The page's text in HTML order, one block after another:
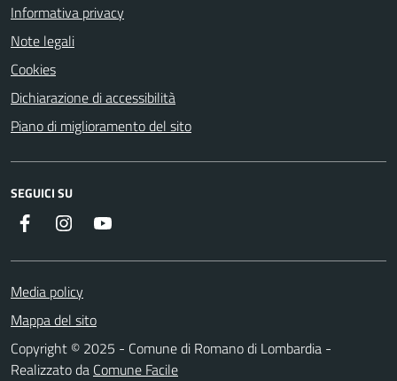
Informativa privacy
Note legali
Cookies
Dichiarazione di accessibilità
Piano di miglioramento del sito
SEGUICI SU
Facebook Instagram
Media policy
Mappa del sito
Copyright © 2025 - Comune di Romano di Lombardia -
Realizzato da Comune Facile